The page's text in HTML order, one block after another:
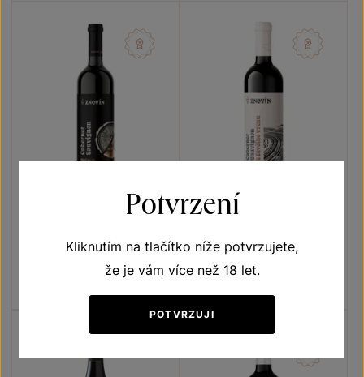
Cabernet Sauvignon
Naše klenoty
výběr z bobulí 2021
Šarže 1459
Cabernet Sauvignon
Terroir - toulky vinicemi
výběr z hroznů 2023
Šarže 3337
Potvrzení
Kliknutím na tlačítko níže potvrzujete,
že je vám více než 18 let.
POTVRZUJI